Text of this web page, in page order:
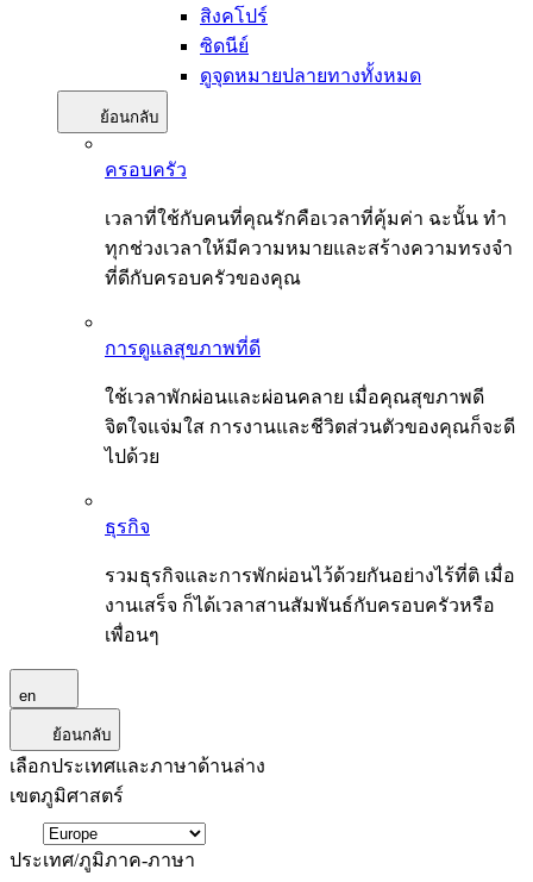
สิงคโปร์
ซิดนีย์
ดูจุดหมายปลายทางทั้งหมด
ย้อนกลับ
ครอบครัว
เวลาที่ใช้กับคนที่คุณรักคือเวลาที่คุ้มค่า ฉะนั้น ทำ
ทุกช่วงเวลาให้มีความหมายและสร้างความทรงจำ
ที่ดีกับครอบครัวของคุณ
การดูแลสุขภาพที่ดี
ใช้เวลาพักผ่อนและผ่อนคลาย เมื่อคุณสุขภาพดี
จิตใจแจ่มใส การงานและชีวิตส่วนตัวของคุณก็จะดี
ไปด้วย
ธุรกิจ
รวมธุรกิจและการพักผ่อนไว้ด้วยกันอย่างไร้ที่ติ เมื่อ
งานเสร็จ ก็ได้เวลาสานสัมพันธ์กับครอบครัวหรือ
เพื่อนๆ
en
ย้อนกลับ
เลือกประเทศและภาษาด้านล่าง
เขตภูมิศาสตร์
ประเทศ/ภูมิภาค-ภาษา